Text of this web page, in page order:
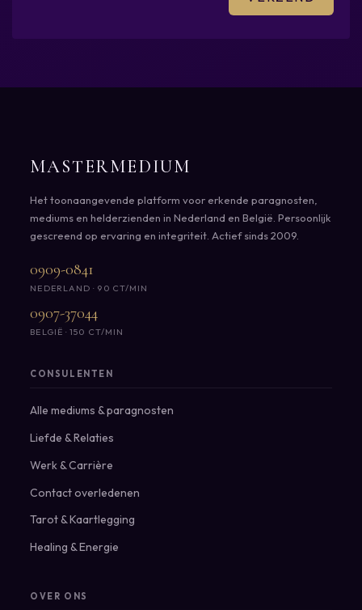
MASTERMEDIUM
Het toonaangevende platform voor erkende paragnosten,
mediums en helderzienden in Nederland en België. Persoonlijk
gescreend op ervaring en integriteit. Actief sinds 2009.
0909-0841
NEDERLAND · 90 CT/MIN
0907-37044
BELGIË · 150 CT/MIN
CONSULENTEN
Alle mediums & paragnosten
Liefde & Relaties
Werk & Carrière
Contact overledenen
Tarot & Kaartlegging
Healing & Energie
OVER ONS